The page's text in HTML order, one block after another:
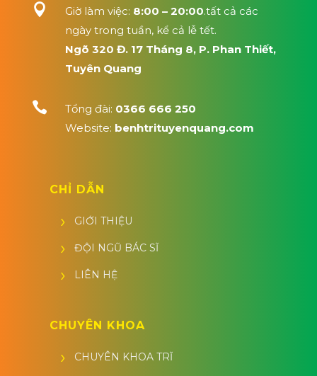
 Giờ làm việc: 8:00 – 20:00.tất cả các
ngày trong tuần, kể cả lễ tết.
Ngõ 320 Đ. 17 Tháng 8, P. Phan Thiết,
Tuyên Quang
 Tổng đài: 0366 666 250
Website: benhtrituyenquang.com
CHỈ DẪN
GIỚI THIỆU
ĐỘI NGŨ BÁC SĨ
LIÊN HỆ
CHUYÊN KHOA
CHUYÊN KHOA TRĨ